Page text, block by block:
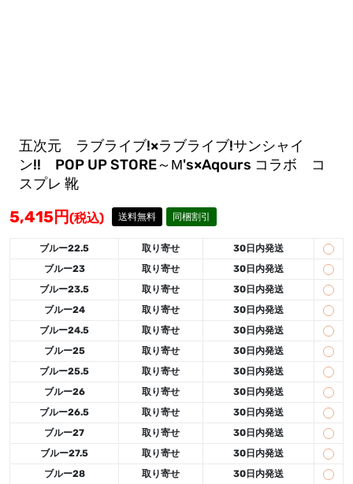
五次元 ラブライブ!×ラブライブ!サンシャイ
ン!! POP UP STORE～μ's×Aqours コラボ コ
スプレ 靴
5,415円(税込) 送料無料 同梱割引
ブルー22.5 取り寄せ
30日内発送
ブルー23
取り寄せ
30日内発送
ブルー23.5
取り寄せ
30日内発送
ブルー24
取り寄せ
30日内発送
ブルー24.5
取り寄せ
30日内発送
ブルー25
取り寄せ
30日内発送
ブルー25.5
取り寄せ
30日内発送
ブルー26
取り寄せ
30日内発送
ブルー26.5
取り寄せ
30日内発送
ブルー27
取り寄せ
30日内発送
ブルー27.5
取り寄せ
30日内発送
ブルー28
取り寄せ
30日内発送